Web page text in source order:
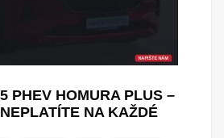
PHEV HOMURA PLUS –
NA KAŽDÉ